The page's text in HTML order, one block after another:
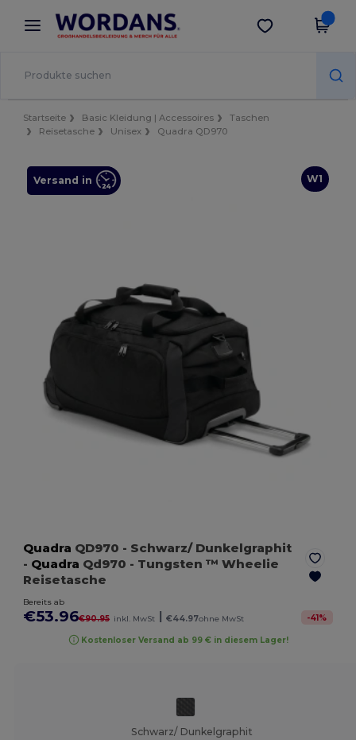
× Wordans App
Bessere Preise in der App!
App holen
Startseite Basic Kleidung | Accessoires
Taschen
Reisetasche
Unisex Quadra QD970
W1
Versand in
Quadra QD970 - Schwarz/ Dunkelgraphit
- Quadra Qd970 - Tungsten ™ Wheelie
Reisetasche
Bereits ab
€53.96€90.95 inkl. MwSt | €44.97ohne MwSt -41%
Kostenloser Versand ab 99 € in diesem Lager!
Schwarz/ Dunkelgraphit